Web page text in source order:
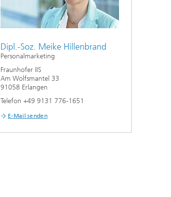
Dipl.-Soz. Meike Hillenbrand
Personalmarketing
Fraunhofer IIS
Am Wolfsmantel 33
91058 Erlangen
Telefon +49 9131 776-1651
E-Mail senden